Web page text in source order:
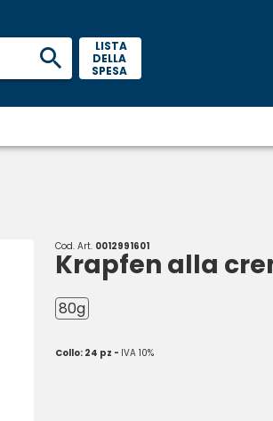
LISTA
DELLA
SPESA
Cod. Art. 0012991601
Krapfen alla
80g
Collo: 24 pz - IVA 10%